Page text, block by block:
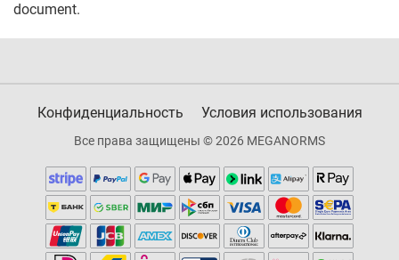
document.
Конфиденциальность Условия использования
Все права защищены © 2026 MEGANORMS